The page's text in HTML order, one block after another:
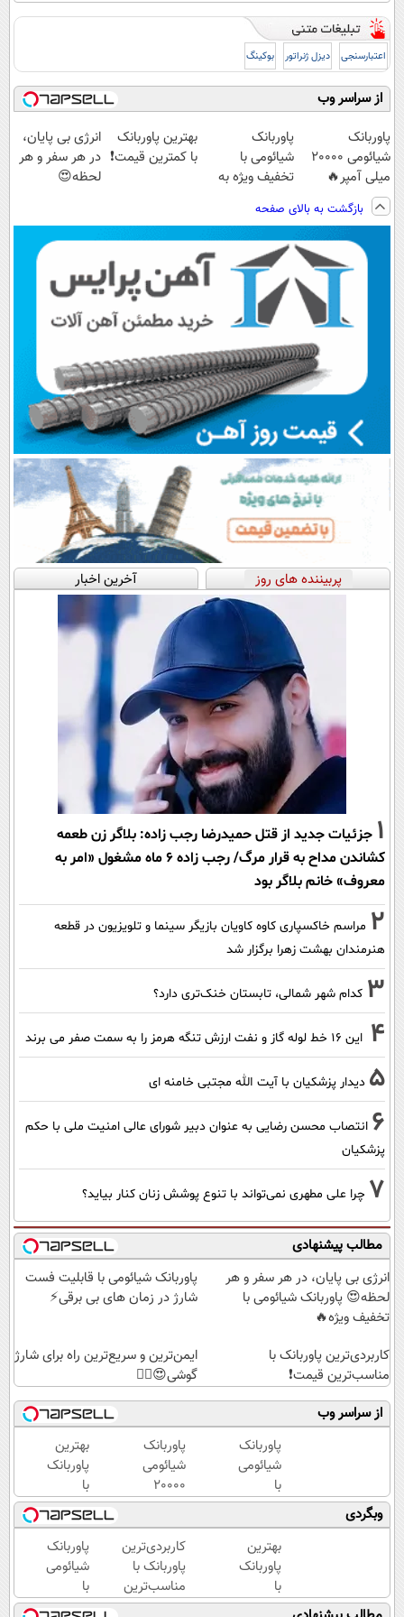
اعتبارسنجی دیزل ژنراتور بوکینگ
از سراسر وب
پاوربانک
شیائومی 2۰۰۰۰
میلی آمپر🔥
(تخفیف +
پرداخت درب
پاوربانک
شیائومی با
تخفیف ویژه به
بهترین پاوربانک
با کمترین قیمت❗
انرژی بی پایان،
در هر سفر و هر
لحظه😍
تخفیف ویژه🔥
بازگشت به بالای صفحه
پربیننده های روز آخرین اخبار
1 جزئیات جدید از قتل حمیدرضا رجب زاده: بلاگر زن طعمه
کشاندن مداح به قرار مرگ/ رجب زاده 6 ماه مشغول «امر به
معروف» خانم بلاگر بود
2 مراسم خاکسپاری کاوه کاویان بازیگر سینما و تلویزیون در قطعه
هنرمندان بهشت زهرا برگزار شد
3 کدام شهر شمالی، تابستان خنک‌تری دارد؟
4 این 16 خط لوله گاز و نفت ارزش تنگه هرمز را به سمت صفر می برند
5 دیدار پزشکیان با آیت الله مجتبی خامنه ای
6 انتصاب محسن رضایی به عنوان دبیر شورای عالی امنیت ملی با حکم
پزشکیان
7 چرا علی مطهری نمی‌تواند با تنوع پوشش زنان کنار بیاید؟
مطالب پیشنهادی
انرژی بی پایان، در هر سفر و هر
لحظه😍 پاوربانک شیائومی با
تخفیف ویژه🔥
پاوربانک شیائومی با قابلیت فست
شارژ در زمان های بی برقی⚡
کاربردی‌ترین پاوربانک با
مناسب‌ترین قیمت❗
ایمن‌ترین و سریع‌ترین راه برای شارژ
گوشی😍👌🏻
از سراسر وب
پاوربانک
شیائومی
با
تخفیف
ویژه به
مدت
محدود
🔥
پاوربانک
شیائومی
2۰۰۰۰
میلی
آمپر🔥
(تخفیف
+
پرداخت
درب
بهترین
پاوربانک
با
کمترین
قیمت❗
وبگردی
بهترین
پاوربانک
با
کمترین
کاربردی‌ترین
پاوربانک با
مناسب‌ترین
قیمت❗
پاوربانک
شیائومی
با
قابلیت